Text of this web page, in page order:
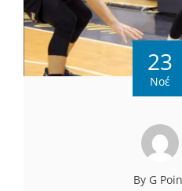
23
Νοέ
By G